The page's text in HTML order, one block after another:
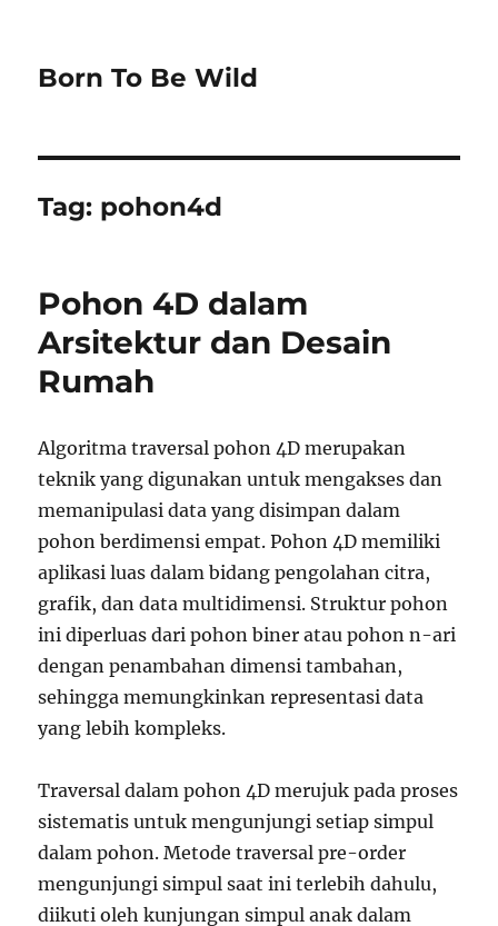
Born To Be Wild
Tag: pohon4d
Pohon 4D dalam
Arsitektur dan Desain
Rumah
Algoritma traversal pohon 4D merupakan
teknik yang digunakan untuk mengakses dan
memanipulasi data yang disimpan dalam
pohon berdimensi empat. Pohon 4D memiliki
aplikasi luas dalam bidang pengolahan citra,
grafik, dan data multidimensi. Struktur pohon
ini diperluas dari pohon biner atau pohon n-ari
dengan penambahan dimensi tambahan,
sehingga memungkinkan representasi data
yang lebih kompleks.
Traversal dalam pohon 4D merujuk pada proses
sistematis untuk mengunjungi setiap simpul
dalam pohon. Metode traversal pre-order
mengunjungi simpul saat ini terlebih dahulu,
diikuti oleh kunjungan simpul anak dalam